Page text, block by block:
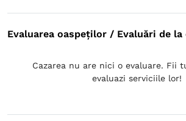
Evaluarea oaspeților / Evaluări de
Cazarea nu are nici o evaluare. Fii
evaluazi serviciile lor!